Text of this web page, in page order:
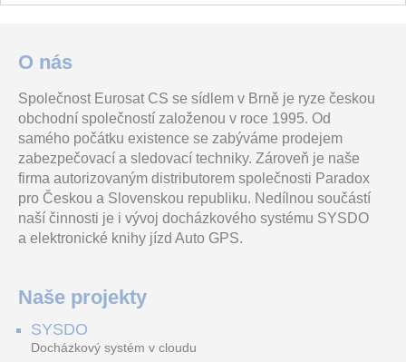
AX PRO venkovní
bezdrátový PIR detektor,
antimasking, dosah 10m,
záclona
Testovací aerosol pro
detektory CO
LAN-BUS media konvertor
1x FO Tx1550nm
Ethernet, PoE+,
integrovaná přepěťová
KHE 5-40 kombinované kladivo
příklepem a sekání, Metabo
VibraTech (MVT): Integ
12 082.25 Kč
vč. DPH 14 619.52 Kč
2X-F2-FB2-S-20 SIP Audio Converter
iDS-7208HTHI-M2/S(STD)(C)/4A+8/4ALM
O nás
Společnost Eurosat CS se sídlem v Brně je ryze českou
obchodní společností založenou v roce 1995. Od
samého počátku existence se zabýváme prodejem
zabezpečovací a sledovací techniky. Zároveň je naše
firma autorizovaným distributorem společnosti Paradox
pro Českou a Slovenskou republiku. Nedílnou součástí
naší činnosti je i vývoj docházkového systému SYSDO
a elektronické knihy jízd Auto GPS.
Naše projekty
SYSDO
Docházkový systém v cloudu